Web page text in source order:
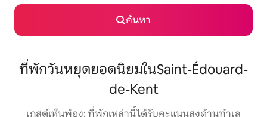
ค้นหา
ที่พักวันหยุดยอดนิยมในSaint-Édouard-
de-Kent
เกสต์เห็นพ้อง: ที่พักเหล่านี้ได้รับคะแนนสูงด้านทำเล